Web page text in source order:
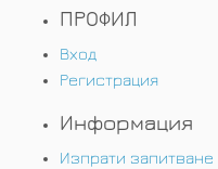
ПРОФИЛ
Вход
Регистрация
Информация
Изпрати запитване